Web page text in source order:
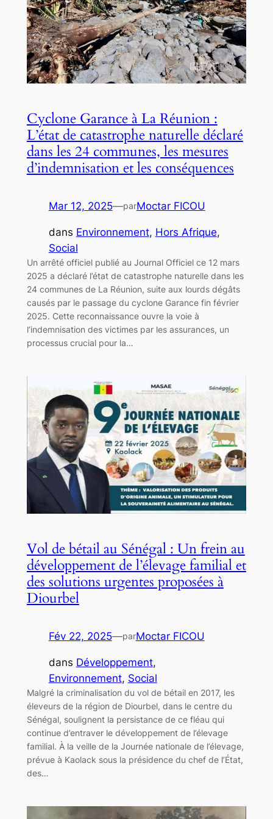
Cyclone Garance à La Réunion :
L’état de catastrophe naturelle déclaré
dans les 24 communes, les mesures
d’indemnisation et les conséquences
Mar 12, 2025—parMoctar FICOU
dans Environnement, Hors Afrique
Social
Un arrêté officiel publié au Journal Officiel ce 12 mars
2025 a déclaré l’état de catastrophe naturelle dans les
24 communes de La Réunion, suite aux lourds dégâts
causés par le passage du cyclone Garance fin février
2025. Cette reconnaissance ouvre la voie à
l’indemnisation des victimes par les assurances, un
processus crucial pour la…
Vol de bétail au Sénégal : Un frein au
développement de l’élevage familial et
des solutions urgentes proposées à
Diourbel
Fév 22, 2025—parMoctar FICOU
dans Développement
Environnement, Social
Malgré la criminalisation du vol de bétail en 2017, les
éleveurs de la région de Diourbel, dans le centre du
Sénégal, soulignent la persistance de ce fléau qui
continue d’entraver le développement de l’élevage
familial. À la veille de la Journée nationale de l’élevage,
prévue à Kaolack sous la présidence du chef de l’État,
des…